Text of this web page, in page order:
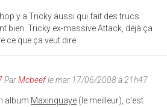
y a Tricky aussi qui fait des trucs
bien. Tricky ex-massive Attack, déjà ça
ce que ça veut dire.
ParMcbeefle mar 17/06/2008 à 21h47
album Maxinquaye (le meilleur), c'est